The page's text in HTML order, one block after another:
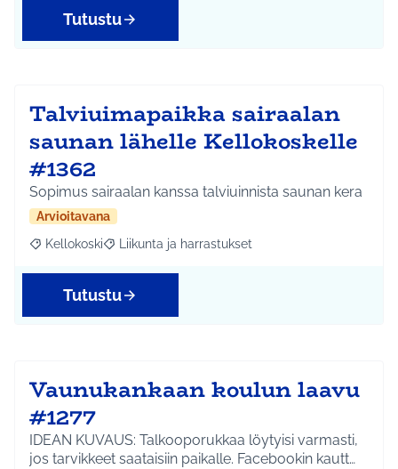
Tutustu
Talviuimapaikka sairaalan
saunan lähelle Kellokoskelle
#1362
Sopimus sairaalan kanssa talviuinnista saunan kera
Arvioitavana
Rajaa tulokset aihepiirin mukaan: Kellokoski
Kellokoski Rajaa tulokset teeman mukaan: Liikunta ja
Liikunta ja harrastukset
Tutustu
Vaunukankaan koulun laavu
#1277
IDEAN KUVAUS: Talkooporukkaa löytyisi varmasti,
jos tarvikkeet saataisiin paikalle. Facebookin kautt…